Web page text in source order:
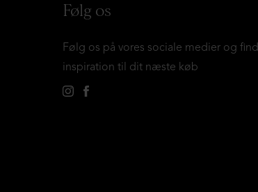
Følg os
Følg os på vores sociale medier og find
inspiration til dit næste køb